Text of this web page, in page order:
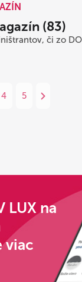
(83)
či zo
4 5
LUX na
viac